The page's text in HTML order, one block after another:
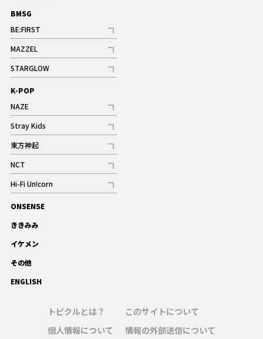
BMSG
BE:FIRST
記事
ギャラリー
MAZZEL
記事
ギャラリー
STARGLOW
記事
K-POP
NAZE
記事
Stray Kids
記事
東方神起
記事
NCT
記事
Hi-Fi Un!corn
記事
ギャラリー
ONSENSE
ききみみ
イケメン
その他
ENGLISH
トピクルとは？
個人情報について
このサイトについて
情報の外部送信について